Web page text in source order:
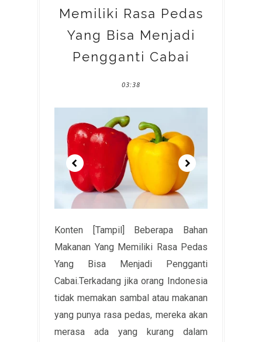
Memiliki Rasa Pedas
Yang Bisa Menjadi
Pengganti Cabai
03:38
Konten [Tampil] Beberapa Bahan
Makanan Yang Memiliki Rasa Pedas
Yang Bisa Menjadi Pengganti
Cabai.Terkadang jika orang Indonesia
tidak memakan sambal atau makanan
yang punya rasa pedas, mereka akan
merasa ada yang kurang dalam